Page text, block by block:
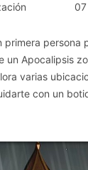
Apocalipsis
varias
con un